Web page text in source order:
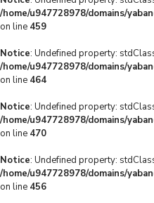
/home/u947728978/domains/
on line 459
Notice: Undefined property:
/home/u947728978/domains/
on line 464
Notice: Undefined property:
/home/u947728978/domains/
on line 470
Notice: Undefined property:
/home/u947728978/domains/
on line 456